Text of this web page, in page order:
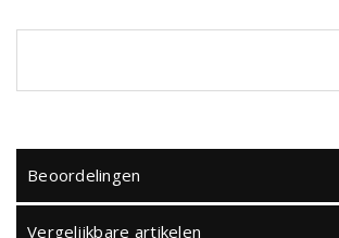
Beoordelingen
Vergelijkbare artikelen